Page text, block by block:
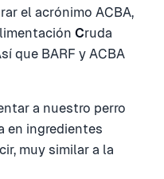
el acrónimo ACBA,
limentación Cruda
que BARF y ACBA
a nuestro perro
en ingredientes
muy similar a la